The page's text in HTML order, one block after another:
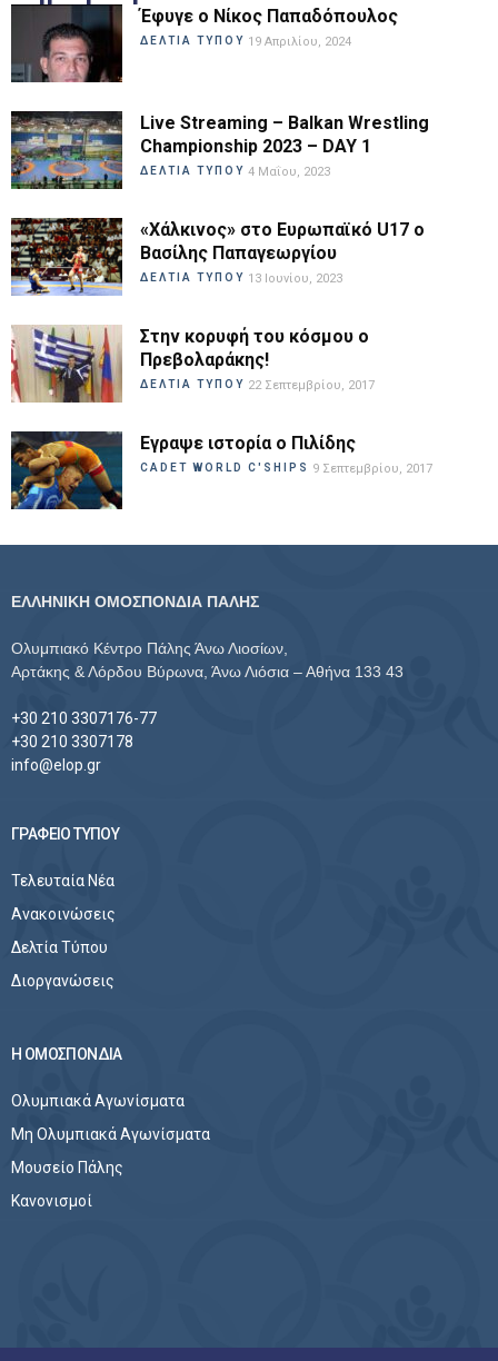
Έφυγε ο Νίκος Παπαδόπουλος
ΔΕΛΤΙΑ ΤΥΠΟΥ 19 Απριλίου, 2024
Live Streaming – Balkan Wrestling
Championship 2023 – DAY 1
ΔΕΛΤΙΑ ΤΥΠΟΥ 4 Μαΐου, 2023
«Χάλκινος» στο Ευρωπαϊκό U17 ο
Βασίλης Παπαγεωργίου
ΔΕΛΤΙΑ ΤΥΠΟΥ 13 Ιουνίου, 2023
Στην κορυφή του κόσμου ο
Πρεβολαράκης!
ΔΕΛΤΙΑ ΤΥΠΟΥ 22 Σεπτεμβρίου, 2017
Εγραψε ιστορία ο Πιλίδης
CADET WORLD C'SHIPS 9 Σεπτεμβρίου, 2017
ΕΛΛΗΝΙΚΗ ΟΜΟΣΠΟΝΔΙΑ ΠΑΛΗΣ
Ολυμπιακό Κέντρο Πάλης Άνω Λιοσίων,
Αρτάκης & Λόρδου Βύρωνα, Άνω Λιόσια – Αθήνα 133 43
+30 210 3307176-77
+30 210 3307178
info@elop.gr
ΓΡΑΦΕΙΟ ΤΥΠΟΥ
Τελευταία Νέα
Ανακοινώσεις
Δελτία Τύπου
Διοργανώσεις
Η ΟΜΟΣΠΟΝΔΙΑ
Ολυμπιακά Αγωνίσματα
Μη Ολυμπιακά Αγωνίσματα
Μουσείο Πάλης
Κανονισμοί